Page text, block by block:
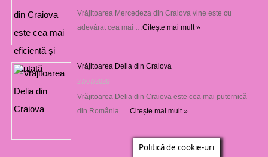
Vrăjitoarea Mercedeza din Craiova vine este cu
adevărat cea mai …Citește mai mult »
Vrăjitoarea Delia din Craiova
27/07/2026
Vrăjitoarea Delia din Craiova este cea mai puternică
din România. …Citește mai mult »
Politică de cookie-uri